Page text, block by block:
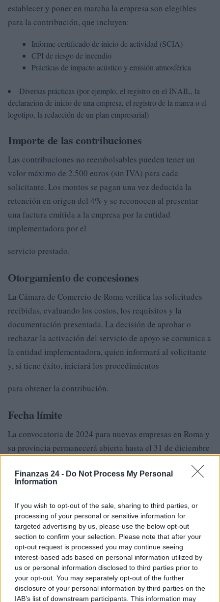
Finanzas 24 - Do Not Process My Personal
Information
If you wish to opt-out of the sale, sharing to third parties, or
processing of your personal or sensitive information for
targeted advertising by us, please use the below opt-out
section to confirm your selection. Please note that after your
opt-out request is processed you may continue seeing
interest-based ads based on personal information utilized by
us or personal information disclosed to third parties prior to
your opt-out. You may separately opt-out of the further
disclosure of your personal information by third parties on the
IAB’s list of downstream participants. This information may
establecer y poner en marcha la empresa son elegibles
para la contribución, que incluyen:
Informe certificado de inicio de actividad (SCIA)
CPI de riesgo de incendio
Prácticas de impacto acústico y emisión atmosférica
Diversas prácticas (por ejemplo, el registro en el INAIL, la
declaración de inicio de una empresa, el registro de la marca o el
logotipo, la redacción de un plan empresarial)
Importe de las contribuciones
Las contribuciones no reembolsables pueden tener un
valor máximo de 2.500 euros (sin IVA) para cada
solicitante. Los montos se pagan una vez deducida la
retención en origen del 4% y se reconocen al presentar
una factura emitida a la empresa por la entidad
implementadora por el
servicio prestado.
Otorgamiento de concesiones
La Cámara de Comercio de Roma verifica las solicitudes
recibidas, evaluando los costos, los requisitos y la
documentación presentada. La decisión de aprobar o
rechazar la activación del servicio de apoyo se comunica a
la entidad implementadora, quien informará al solicitante
y, si tiene éxito, iniciará los procedimientos
para obtener la contribución.
Fecha límite
La convocatoria de 2024 para nuevas empresas en Roma y
su provincia permanecerá abierta hasta el 31 de diciembre
la Cámara de Comercio de Roma, que ascienden a un total
La convocatoria de nuevas empresas de 2024 representa
una oportunidad importante para los aspirantes a
emprendedores de Roma y su provincia, ya que ofrece
contribuciones no reembolsables para la creación de
nuevas empresas. Para obtener más información y detalles,
le recomendamos que consulte el texto completo del
anuncio disponible en la Cámara de Comercio de Roma